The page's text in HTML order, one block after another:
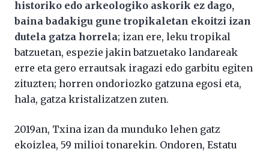
historiko edo arkeologiko askorik ez dago,
baina badakigu gune tropikaletan ekoitzi izan
dutela gatza horrela; izan ere, leku tropikal
batzuetan, espezie jakin batzuetako landareak
erre eta gero errautsak iragazi edo garbitu egiten
zituzten; horren ondoriozko gatzuna egosi eta,
hala, gatza kristalizatzen zuten.
2019an, Txina izan da munduko lehen gatz
ekoizlea, 59 milioi tonarekin. Ondoren, Estatu